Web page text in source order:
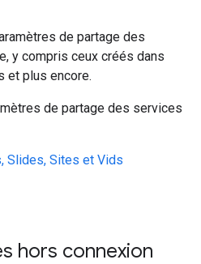
de partage des
y compris ceux créés dans
et plus encore.
de partage des services
Slides, Sites et Vids
hors connexion